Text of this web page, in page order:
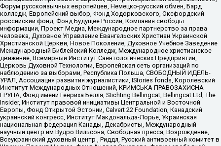
Форум русскоязычных европейцев, Немецко-русский обмен, Бард
колледж, Европейский выбор, Фонд Ходорковского, Оксфордский
российский фонд, Фонд Будущее России, Компания свободы
информации, Проект Медиа, Международное партнерство за права
человека, Духовное Управление Евангельских Христиан Украинской
Христианской Церкви, Новое Поколение, Духовное Учебное Заведение
Международный Библейский Колледж, Международное христианское
движение, Всемирный Институт Саентологических Предприятий,
Церковь Духовной Технологии, Европейская сеть организаций по
наблюдению за выборами, Республика Польша, СВОБОДНЫЙ ИДЕЛЬ-
УРАЛ, Ассоциация развития журналистики, IStories fonds, Королевский
Институт Международных Отношений, КРИМСЬКА ПРАВОЗАХИСНА
ГРУПА, Фонд имени Генриха Бёлля, Stichting Bellingcat, Bellingcat Ltd, The
Insider, Институт правовой инициативы Центральной и Восточной
Европы, Фонд Открытой Эстонии, Calvert 22 Foundation, Канадский
украинский конгресс, Институт Макдональда-Лорье, Украинская
национальная федерация Канады, Декабристы, Международный
научный центр им Вудро Вильсона, Свободная пресса, Возрождение,
Всеукраинский духовный центр , Риддл, Русский антивоенный комитет в